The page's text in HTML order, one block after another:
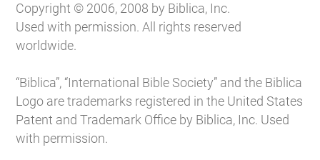
Copyright © 2006, 2008 by Biblica, Inc.
Used with permission. All rights reserved
worldwide.
“Biblica”, “International Bible Society” and the Biblica
Logo are trademarks registered in the United States
Patent and Trademark Office by Biblica, Inc. Used
with permission.